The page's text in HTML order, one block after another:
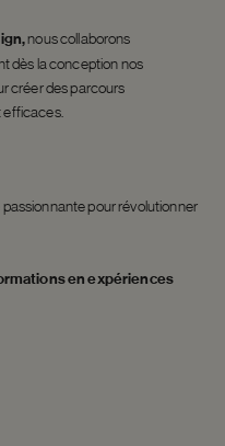
nous collaborons
dès la conception nos
créer des parcours
efficaces.
pour révolutionner
en expériences